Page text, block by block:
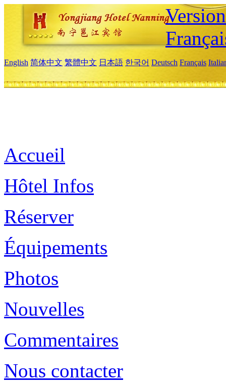
English 简体中文 繁體中文 日本語 한국어 Deutsch Français
Accueil
Hôtel Infos
Réserver
Équipements
Photos
Nouvelles
Commentaires
Nous contacter